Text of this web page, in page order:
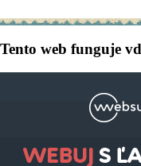
Tento web funguje